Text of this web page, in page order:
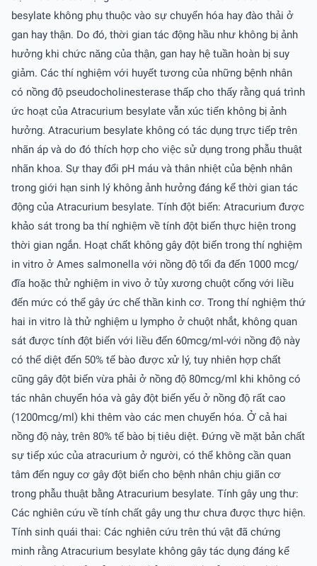
besylate không phụ thuộc vào sự chuyển hóa hay đào thải ở
gan hay thận. Do đó, thời gian tác động hầu như không bị ảnh
hưởng khi chức năng của thận, gan hay hệ tuần hoàn bị suy
giảm. Các thí nghiệm với huyết tương của những bệnh nhân
có nồng độ pseudocholinesterase thấp cho thấy rằng quá trình
ức hoạt của Atracurium besylate vẫn xúc tiến không bị ảnh
hưởng. Atracurium besylate không có tác dụng trực tiếp trên
nhãn áp và do đó thích hợp cho việc sử dụng trong phẫu thuật
nhãn khoa. Sự thay đổi pH máu và thân nhiệt của bệnh nhân
trong giới hạn sinh lý không ảnh hưởng đáng kể thời gian tác
động của Atracurium besylate. Tính đột biến: Atracurium được
khảo sát trong ba thí nghiệm về tính đột biến thực hiện trong
thời gian ngắn. Hoạt chất không gây đột biến trong thí nghiệm
in vitro ở Ames salmonella với nồng độ tối đa đến 1000 mcg/
đĩa hoặc thử nghiệm in vivo ở tủy xương chuột cống với liều
đến mức có thể gây ức chế thần kinh cơ. Trong thí nghiệm thứ
hai in vitro là thử nghiệm u lympho ở chuột nhắt, không quan
sát được tính đột biến với liều đến 60mcg/ml-với nồng độ này
có thể diệt đến 50% tế bào được xử lý, tuy nhiên hợp chất
cũng gây đột biến vừa phải ở nồng độ 80mcg/ml khi không có
tác nhân chuyển hóa và gây đột biến yếu ở nồng độ rất cao
(1200mcg/ml) khi thêm vào các men chuyển hóa. Ở cả hai
nồng độ này, trên 80% tế bào bị tiêu diệt. Ðứng về mặt bản chất
sự tiếp xúc của atracurium ở người, có thể không cần quan
tâm đến nguy cơ gây đột biến cho bệnh nhân chịu giãn cơ
trong phẫu thuật bằng Atracurium besylate. Tính gây ung thư:
Các nghiên cứu về tính chất gây ung thư chưa được thực hiện.
Tính sinh quái thai: Các nghiên cứu trên thú vật đã chứng
minh rằng Atracurium besylate không gây tác dụng đáng kể